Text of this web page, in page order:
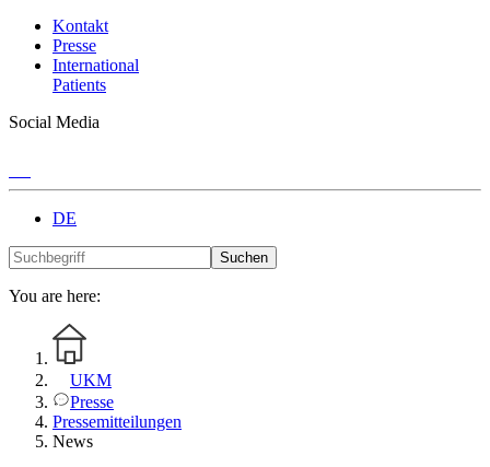
Kontakt
Presse
International
Patients
Social Media
DE
Suchen
You are here:
UKM
Presse
Pressemitteilungen
News